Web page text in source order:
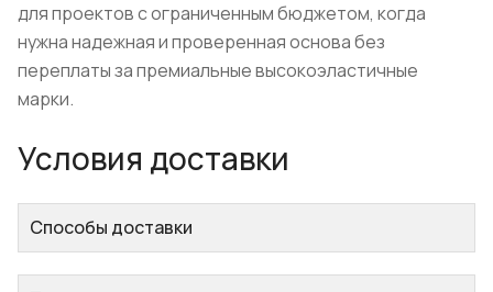
для проектов с ограниченным бюджетом, когда
нужна надежная и проверенная основа без
переплаты за премиальные высокоэластичные
марки.
Условия доставки
Способы доставки